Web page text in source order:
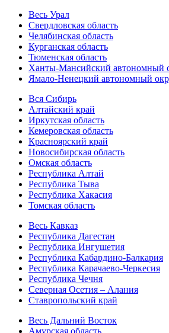
Весь Урал
Свердловская область
Челябинская область
Курганская область
Тюменская область
Ханты-Мансийский автономный
Ямало-Ненецкий автономный
Вся Сибирь
Алтайский край
Иркутская область
Кемеровская область
Красноярский край
Новосибирская область
Омская область
Республика Алтай
Республика Тыва
Республика Хакасия
Томская область
Весь Кавказ
Республика Дагестан
Республика Ингушетия
Республика Кабардино-Балкария
Республика Карачаево-Черкесия
Республика Чечня
Северная Осетия – Алания
Ставропольский край
Весь Дальний Восток
Амурская область